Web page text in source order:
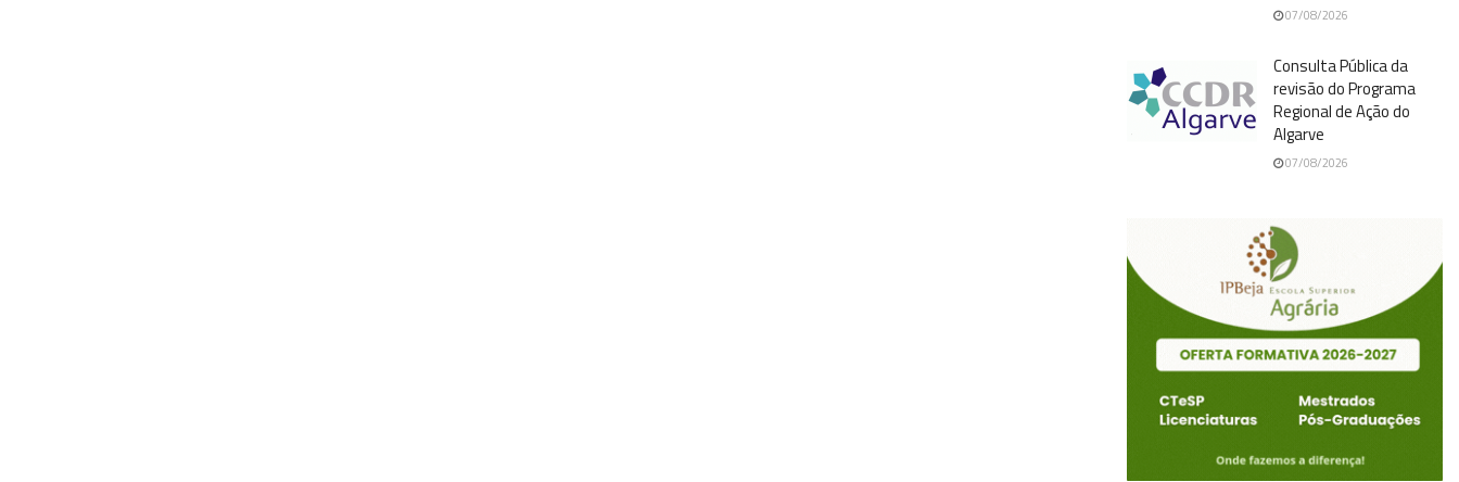
07/08/2026
Consulta Pública da
revisão do Programa
Regional de Ação do
Algarve
07/08/2026